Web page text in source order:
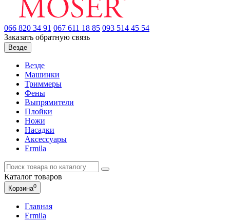
066 820 34 91 067 611 18 85 093 514 45 54
Заказать обратную связь
Везде
Везде
Машинки
Триммеры
Фены
Выпрямители
Плойки
Ножи
Насадки
Аксессуары
Ermila
Каталог товаров
Корзина0
Главная
Ermila